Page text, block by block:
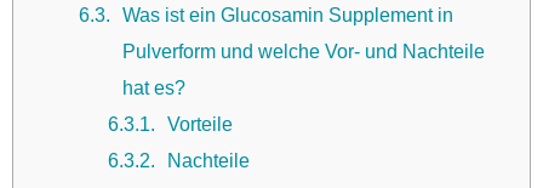
6.3
Was ist ein Glucosamin Supplement in
Pulverform und welche Vor- und Nachteile
hat es?
6.3.1
Vorteile
6.3.2
Nachteile